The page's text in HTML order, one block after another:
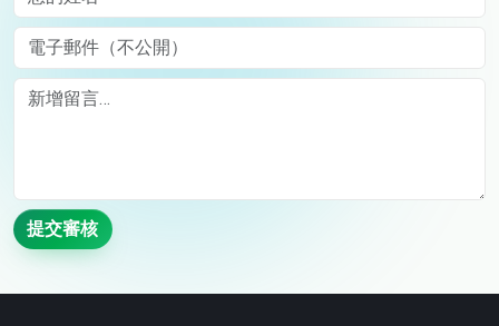
電子郵件（不公開）
Comment
提交審核